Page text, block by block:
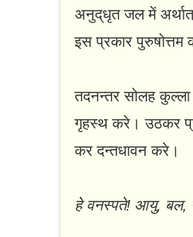
अनुद्‌धृत जल में अर्थात्‌
इस प्रकार पुरुषोत्तम
तदनन्तर सोलह
गृहस्थ करे। उठकर
कर दन्तधावन करे।
हे वनस्पते! आयु, बल,